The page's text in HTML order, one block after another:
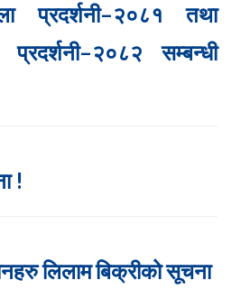
प्रदर्शनी–२०८१ तथा
प्रदर्शनी–२०८२ सम्बन्धी
!
लिलाम बिक्रीको सूचना